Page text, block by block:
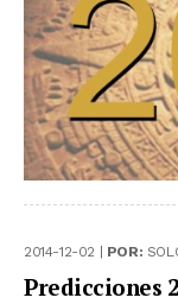
2014-12-02 | POR:
Predicciones